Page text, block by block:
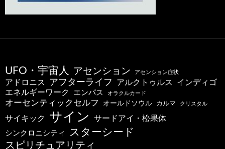
UFO・宇宙人 アセンション アセンション症状
アドロニス アフターライフ アルクトゥルス インディゴ
エネルギーワーク エンパス オラクルカード
オーセンティックセルフ オールドソウル カルマ クリスタル
サイキック サイン サードアイ・松果体
シンクロニシティ スターシード
スピリチュアリティ